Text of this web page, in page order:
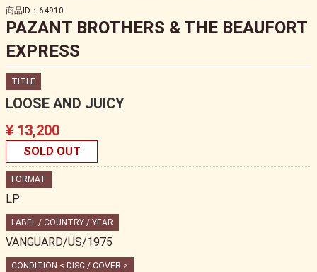
商品ID：64910
PAZANT BROTHERS & THE BEAUFORT
EXPRESS
TITLE
LOOSE AND JUICY
¥ 13,200
SOLD OUT
FORMAT
LP
LABEL / COUNTRY / YEAR
VANGUARD/US/1975
CONDITION < DISC / COVER >